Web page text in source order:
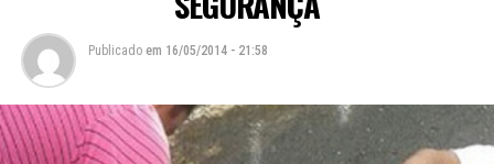
Publicado em 16/05/2014 - 21:58